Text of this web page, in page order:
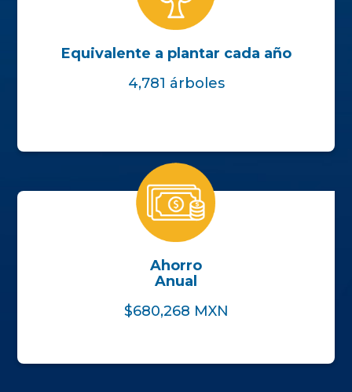
Equivalente a plantar cada año
4,781 árboles
Ahorro
Anual
$680,268 MXN